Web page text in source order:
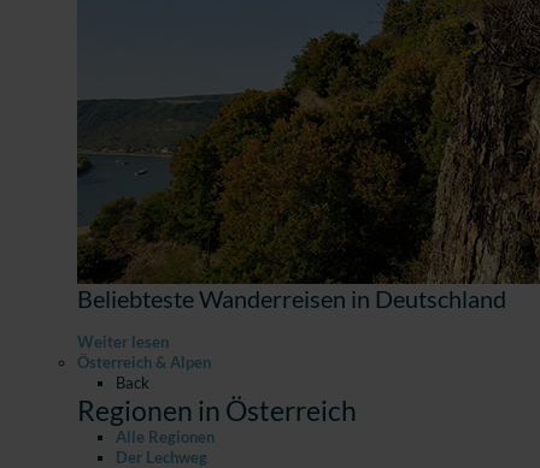
Beliebteste Wanderreisen in Deutschland
Weiter lesen
Österreich & Alpen
Back
Regionen in Österreich
Alle Regionen
Der Lechweg